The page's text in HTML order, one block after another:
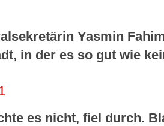
Yasmin
in der es so gut wie
es nicht, fiel durch.